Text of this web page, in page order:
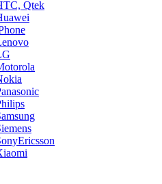
Qtek